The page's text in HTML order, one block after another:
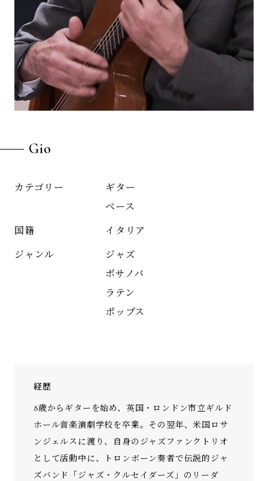
Gio
カテゴリー
ギター
ベース
国籍 イタリア
ジャンル
ジャズ
ボサノバ
ラテン
ポップス
経歴
8歳からギターを始め、英国・ロンドン市立ギルド
ホール音楽演劇学校を卒業。その翌年、米国ロサ
ンジェルスに渡り、自身のジャズファンクトリオ
として活動中に、トロンボーン奏者で伝説的ジャ
ズバンド「ジャズ・クルセイダーズ」のリーダ